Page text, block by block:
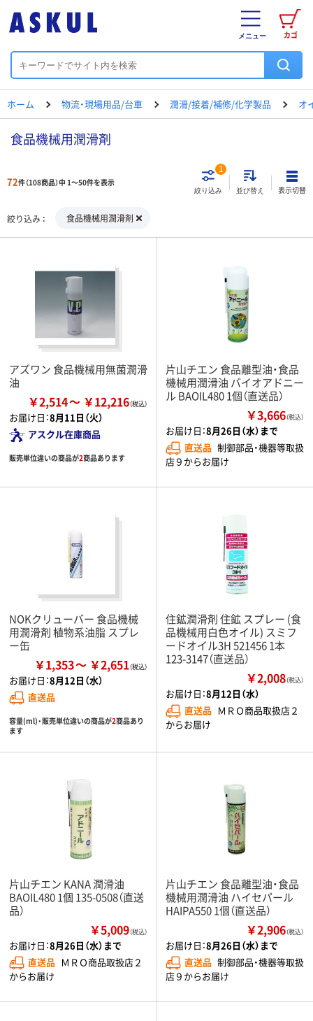
カゴ
メニュー
ホーム 物流・現場用品/台車 潤滑/接着/補修/化学製品 オ
食品機械用潤滑剤
72件（108商品）中 1～50件を表示
絞り込み
1
並び替え 表示切替
絞り込み 食品機械用潤滑剤
アズワン 食品機械用無菌潤滑
油
￥2,514 ￥12,216
お届け日：8月11日（火）
アスクル在庫商品
販売単位違いの商品が2商品あります
片山チエン 食品離型油・食品
機械用潤滑油 バイオアドニー
ル BAOIL480 1個（直送品）
￥3,666（税込）
お届け日：8月26日（水）まで
直送品 制御部品・機器等取扱
店９からお届け
NOKクリューバー 食品機械
用潤滑剤 植物系油脂 スプレ
ー缶
￥1,353 ￥2,651
お届け日：8月12日（水）
直送品
容量(ml)・販売単位違いの商品が2商品あり
ます
住鉱潤滑剤 住鉱 スプレー (食
品機械用白色オイル) スミフ
ードオイル3H 521456 1本
123-3147（直送品）
￥2,008（税込）
お届け日：8月12日（水）
直送品 ＭＲＯ商品取扱店２
からお届け
片山チエン KANA 潤滑油
BAOIL480 1個 135-0508（直送
品）
￥5,009（税込）
お届け日：8月26日（水）まで
直送品 ＭＲＯ商品取扱店２
からお届け
片山チエン 食品離型油・食品
機械用潤滑油 ハイセパール
HAIPA550 1個（直送品）
￥2,906（税込）
お届け日：8月26日（水）まで
直送品 制御部品・機器等取扱
店９からお届け